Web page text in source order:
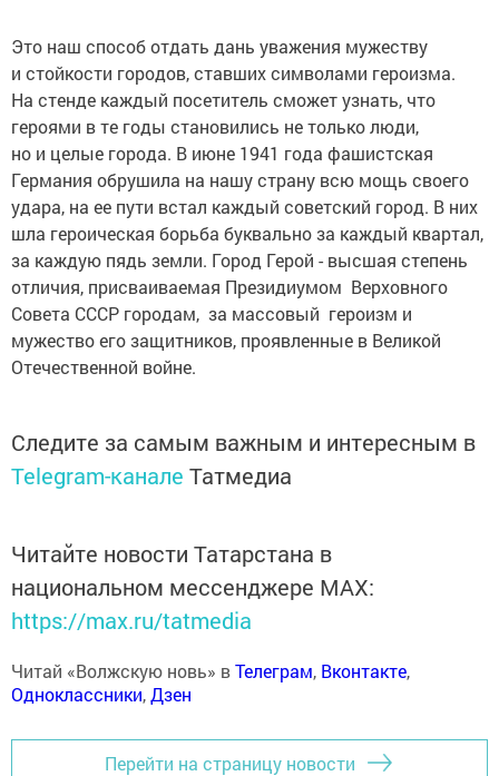
Это наш способ отдать дань уважения мужеству
и стойкости городов, ставших символами героизма.
На стенде каждый посетитель сможет узнать, что
героями в те годы становились не только люди,
но и целые города. В июне 1941 года фашистская
Германия обрушила на нашу страну всю мощь своего
удара, на ее пути встал каждый советский город. В них
шла героическая борьба буквально за каждый квартал,
за каждую пядь земли. Город Герой - высшая степень
отличия, присваиваемая Президиумом Верховного
Совета СССР городам, за массовый героизм и
мужество его защитников, проявленные в Великой
Отечественной войне.
Следите за самым важным и интересным в
Telegram-канале Татмедиа
Читайте новости Татарстана в
национальном мессенджере MАХ:
https://max.ru/tatmedia
Читай «Волжскую новь» вТелеграм, Вконтакте,
Одноклассники,Дзен
Перейти на страницу новости